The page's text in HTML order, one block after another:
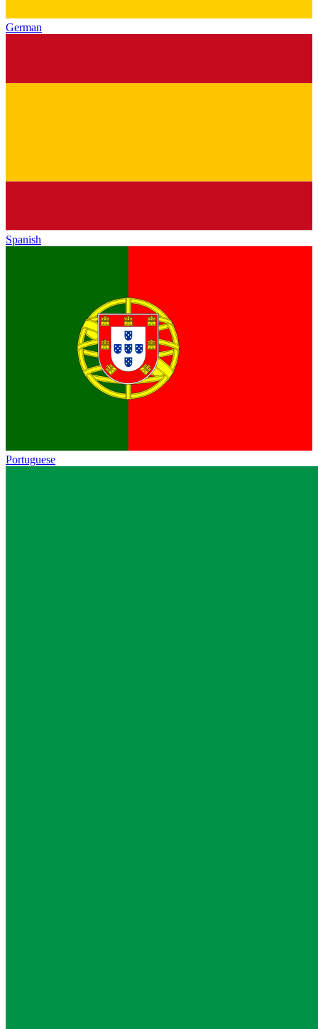
German
Spanish
Portuguese